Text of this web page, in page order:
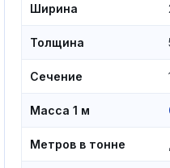
Ширина
Толщина
Сечение
Масса 1 м
Метров в тонне